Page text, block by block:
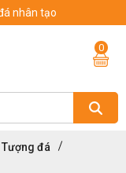
nhân tạo
0
Tượng đá